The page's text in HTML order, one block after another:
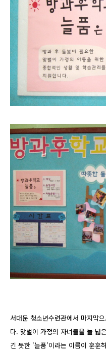
서대문 청소년수련관에서 마지막
다. 맞벌이 가정의 자녀들을 늘 넓
긴 듯한 '늘품'이라는 이름이 훈훈